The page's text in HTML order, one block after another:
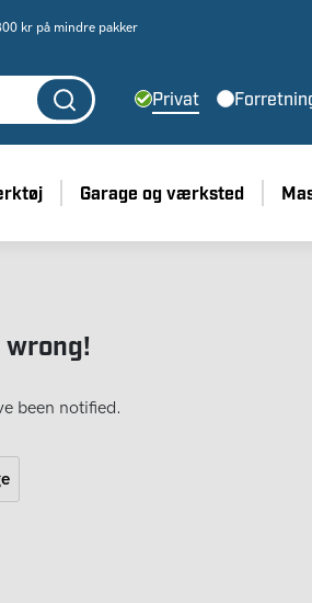
kr på mindre pakker
Privat
Garage og værksted
wrong!
been notified.